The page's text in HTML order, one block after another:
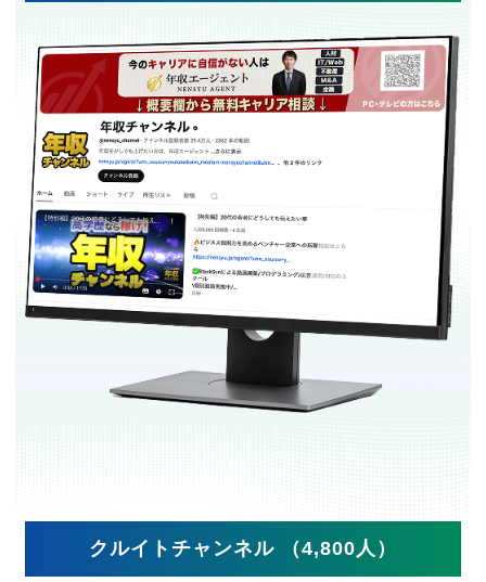
クルイトチャンネル （4,800人）